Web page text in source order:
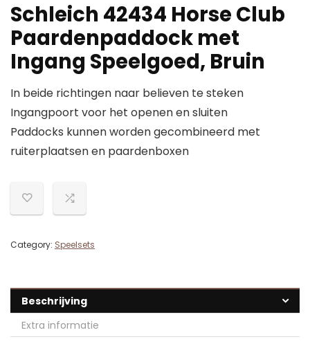
Schleich 42434 Horse Club
Paardenpaddock met
Ingang Speelgoed, Bruin
In beide richtingen naar believen te steken
Ingangpoort voor het openen en sluiten
Paddocks kunnen worden gecombineerd met
ruiterplaatsen en paardenboxen
Category: Speelsets
Beschrijving
Extra informatie